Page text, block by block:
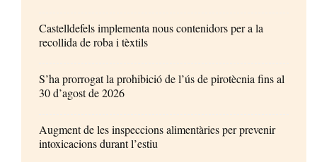
Castelldefels implementa nous contenidors per a la
recollida de roba i tèxtils
S’ha prorrogat la prohibició de l’ús de pirotècnia fins al
30 d’agost de 2026
Augment de les inspeccions alimentàries per prevenir
intoxicacions durant l’estiu